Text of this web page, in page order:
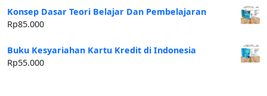
Konsep Dasar Teori Belajar Dan Pembelajaran
Rp85.000
Buku Kesyariahan Kartu Kredit di Indonesia
Rp55.000